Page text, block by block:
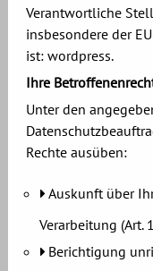
Verantwortliche
insbesondere der
ist: wordpress.
Ihre
Unter den
Rechte ausüben:
Auskunft über
Verarbeitung (Art.
Berichtigung